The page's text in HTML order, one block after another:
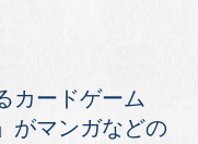
カードゲーム
がマンガなどの